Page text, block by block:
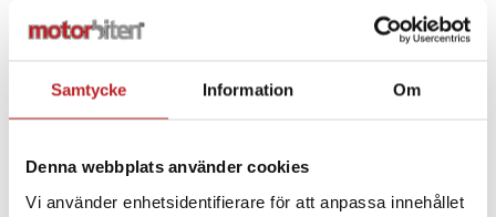
Samtycke Information Om
Denna webbplats använder cookies
Vi använder enhetsidentifierare för att anpassa innehållet
- +
SPECIFIKATION